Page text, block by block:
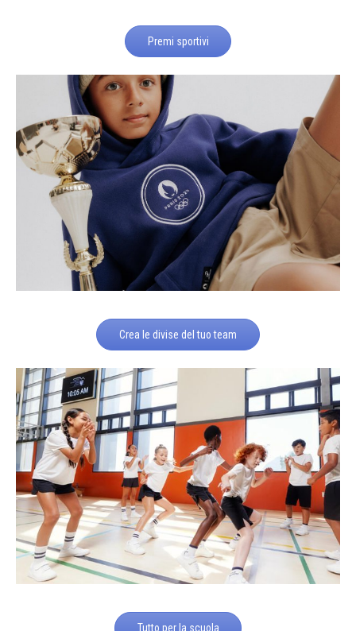
Premi sportivi
Crea le divise del tuo team
Tutto per la scuola